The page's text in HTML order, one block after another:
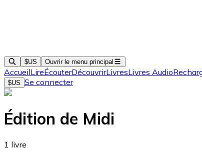
$US Ouvrir le menu principal
AccueilLireÉcouterDécouvrirLivresLivres Audio
$US Se connecter
Édition de Midi
1 livre